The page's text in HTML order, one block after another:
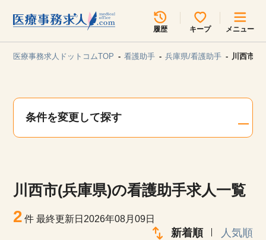
履歴 キープ メニュー
見学会・イベント情報
医療事務求人ドットコムTOP 看護助手 兵庫県/看護助手 川西市(
条件を変更して探す
川西市(兵庫県)の看護助手求人一覧
2 件最終更新日2026年08月09日
新着順 人気順
所在地のエリアを選択してください
各支店担当よりご連絡させていただきます。
関東
甲信越・北陸 中国・四国